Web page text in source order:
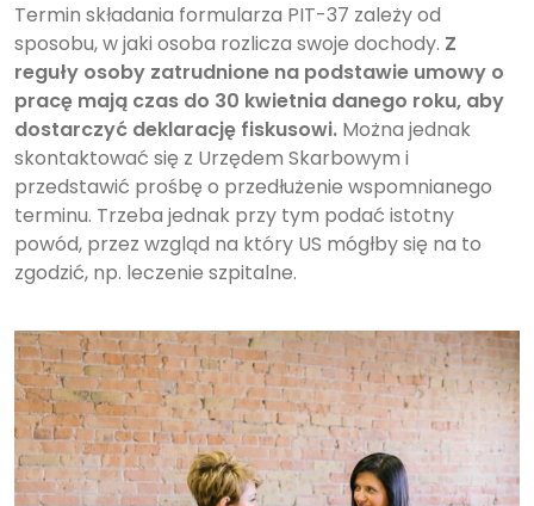
Termin składania formularza PIT-37 zależy od
sposobu, w jaki osoba rozlicza swoje dochody. Z
reguły osoby zatrudnione na podstawie umowy o
pracę mają czas do 30 kwietnia danego roku, aby
dostarczyć deklarację fiskusowi. Można jednak
skontaktować się z Urzędem Skarbowym i
przedstawić prośbę o przedłużenie wspomnianego
terminu. Trzeba jednak przy tym podać istotny
powód, przez wzgląd na który US mógłby się na to
zgodzić, np. leczenie szpitalne.